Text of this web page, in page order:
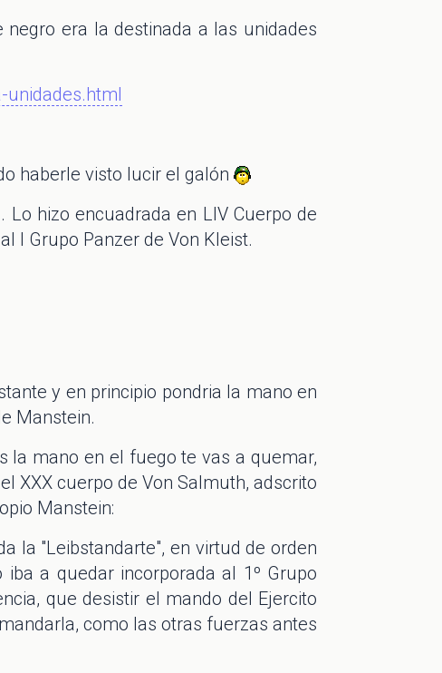
era la destinada a las unidades
unidades.html
haberle visto lucir el galón
hizo encuadrada en LIV Cuerpo de
I Grupo Panzer de Von Kleist.
y en principio pondria la mano en
Manstein.
la mano en el fuego te vas a quemar,
XXX cuerpo de Von Salmuth, adscrito
Manstein:
la "Leibstandarte", en virtud de orden
a quedar incorporada al 1º Grupo
que desistir el mando del Ejercito
como las otras fuerzas antes